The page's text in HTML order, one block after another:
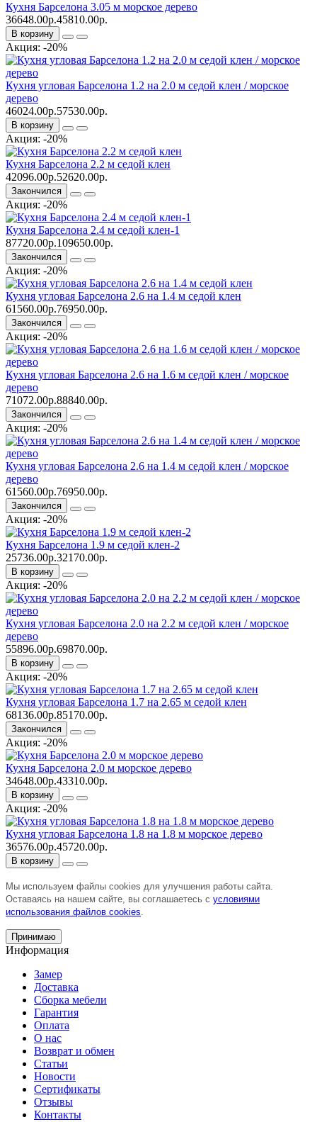
Кухня Барселона 3.05 м морское дерево
36648.00р.45810.00р.
В корзину
Акция: -20%
Кухня угловая Барселона 1.2 на 2.0 м седой клен / морское
дерево
46024.00р.57530.00р.
В корзину
Акция: -20%
Кухня Барселона 2.2 м седой клен
42096.00р.52620.00р.
Закончился
Акция: -20%
Кухня Барселона 2.4 м седой клен-1
87720.00р.109650.00р.
Закончился
Акция: -20%
Кухня угловая Барселона 2.6 на 1.4 м седой клен
61560.00р.76950.00р.
Закончился
Акция: -20%
Кухня угловая Барселона 2.6 на 1.6 м седой клен / морское
дерево
71072.00р.88840.00р.
Закончился
Акция: -20%
Кухня угловая Барселона 2.6 на 1.4 м седой клен / морское
дерево
61560.00р.76950.00р.
Закончился
Акция: -20%
Кухня Барселона 1.9 м седой клен-2
25736.00р.32170.00р.
В корзину
Акция: -20%
Кухня угловая Барселона 2.0 на 2.2 м седой клен / морское
дерево
55896.00р.69870.00р.
В корзину
Акция: -20%
Кухня угловая Барселона 1.7 на 2.65 м седой клен
68136.00р.85170.00р.
Закончился
Акция: -20%
Кухня Барселона 2.0 м морское дерево
34648.00р.43310.00р.
В корзину
Акция: -20%
Кухня угловая Барселона 1.8 на 1.8 м морское дерево
36576.00р.45720.00р.
В корзину
Мы используем файлы cookies для улучшения работы сайта.
Оставаясь на нашем сайте, вы соглашаетесь с условиями
использования файлов cookies.
Принимаю
Информация
Замер
Доставка
Сборка мебели
Гарантия
Оплата
О нас
Возврат и обмен
Статьи
Новости
Сертификаты
Отзывы
Контакты